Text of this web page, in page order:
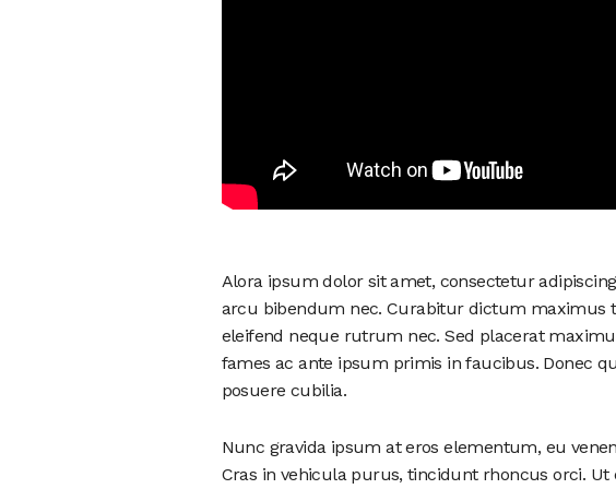
Alora ipsum dolor sit amet, consectetur
arcu bibendum nec. Curabitur dictum maximus
eleifend neque rutrum nec. Sed placerat
fames ac ante ipsum primis in faucibus. Donec
posuere cubilia.
Nunc gravida ipsum at eros elementum, eu
Cras in vehicula purus, tincidunt rhoncus orci. Ut